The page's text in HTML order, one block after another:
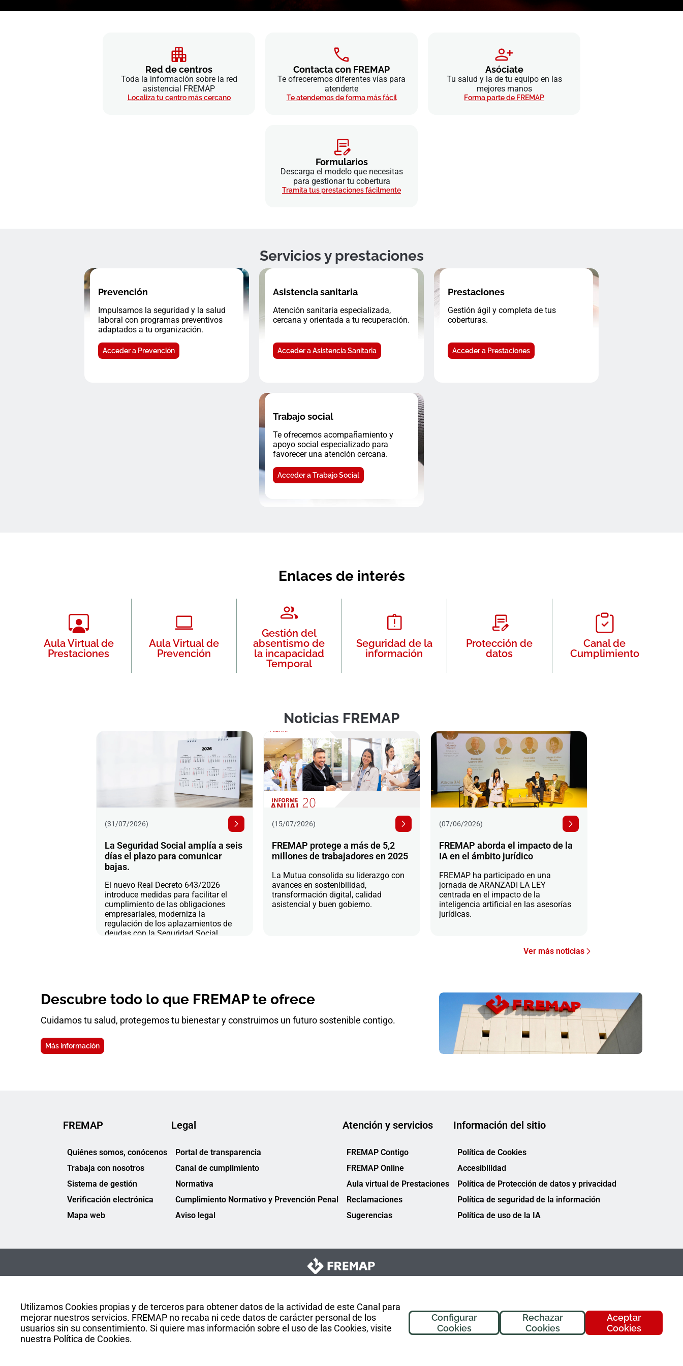
Utilizamos Cookies propias y de terceros para obtener datos de la actividad de este Canal para
mejorar nuestros servicios. FREMAP no recaba ni cede datos de carácter personal de los
usuarios sin su consentimiento. Si quiere mas información sobre el uso de las Cookies, visite
nuestra Política de Cookies.
Aceptar
Cookies
Rechazar
Cookies
Configurar
Cookies
Red de centros
Toda la información sobre la red
asistencial FREMAP
Localiza tu centro más cercano
Contacta con FREMAP
Te ofreceremos diferentes vías para
atenderte
Te atendemos de forma más fácil
Asóciate
Tu salud y la de tu equipo en las
mejores manos
Forma parte de FREMAP
Formularios
Descarga el modelo que necesitas
para gestionar tu cobertura
Tramita tus prestaciones fácilmente
Servicios y prestaciones
Prevención
Impulsamos la seguridad y la salud
laboral con programas preventivos
adaptados a tu organización.
Acceder a Prevención
Asistencia sanitaria
Atención sanitaria especializada,
cercana y orientada a tu recuperación.
Acceder a Asistencia Sanitaria
Prestaciones
Gestión ágil y completa de tus
coberturas.
Acceder a Prestaciones
Trabajo social
Te ofrecemos acompañamiento y
apoyo social especializado para
favorecer una atención cercana.
Acceder a Trabajo Social
Enlaces de interés
Aula Virtual de
Prestaciones
Aula Virtual de
Prevención
Gestión del
absentismo de
la incapacidad
Temporal
Seguridad de la
información
Protección de
datos
Canal de
Cumplimiento
Noticias FREMAP
(31/07/2026)
La Seguridad Social amplía a seis
días el plazo para comunicar
bajas.
El nuevo Real Decreto 643/2026
introduce medidas para facilitar el
cumplimiento de las obligaciones
empresariales, moderniza la
regulación de los aplazamientos de
deudas con la Seguridad Social
(15/07/2026)
FREMAP protege a más de 5,2
millones de trabajadores en 2025
La Mutua consolida su liderazgo con
avances en sostenibilidad,
transformación digital, calidad
asistencial y buen gobierno.
(07/06/2026)
FREMAP aborda el impacto de la
IA en el ámbito jurídico
FREMAP ha participado en una
jornada de ARANZADI LA LEY
centrada en el impacto de la
inteligencia artificial en las asesorías
jurídicas.
Ver más noticias
Descubre todo lo que FREMAP te ofrece
Cuidamos tu salud, protegemos tu bienestar y construimos un futuro sostenible contigo.
Más información
¡Hola! Soy
, tu asistente de
FREMAP. ¿En qué puedo ayudarte
hoy?
FREMAP
Quiénes somos, conócenos
Trabaja con nosotros
Sistema de gestión
Verificación electrónica
Mapa web
Legal
Portal de transparencia
Canal de cumplimiento
Normativa
Cumplimiento Normativo y Prevención Penal
Aviso legal
Atención y servicios
FREMAP Contigo
FREMAP Online
Aula virtual de Prestaciones
Reclamaciones
Sugerencias
Información del sitio
Política de Cookies
Accesibilidad
Política de Protección de datos y privacidad
Política de seguridad de la información
Política de uso de la IA